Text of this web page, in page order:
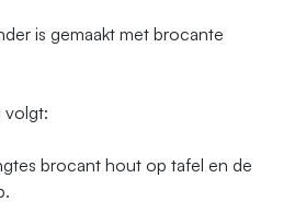
is gemaakt met brocante
volgt:
brocant hout op tafel en de